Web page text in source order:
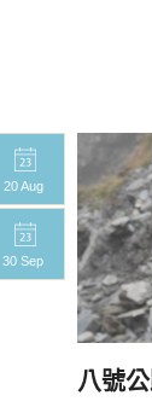
20 Aug
30 Sep
八號